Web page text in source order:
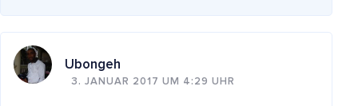
Ubongeh
3. JANUAR 2017 UM 4:29 UHR